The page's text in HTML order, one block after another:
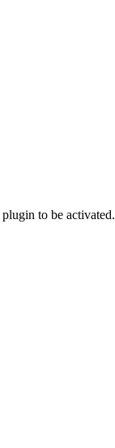
plugin to be activated.